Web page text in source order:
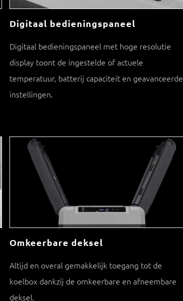
Digitaal bedieningspaneel
Digitaal bedieningspaneel met hoge resolutie
display toont de ingestelde of actuele
temperatuur, batterij capaciteit en geavanceerde
instellingen.
Omkeerbare deksel
Altijd en overal gemakkelijk toegang tot de
koelbox dankzij de omkeerbare en afneembare
deksel.